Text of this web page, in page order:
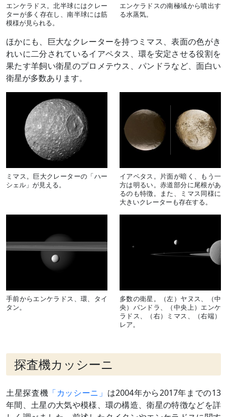
エンケラドス。北半球にはクレー
ターが多く存在し、南半球には筋
模様が見られる。
エンケラドスの南極域から噴出す
る水蒸気。
ほかにも、巨大なクレーターを持つミマス、表面の色がき
れいに二分されているイアペタス、環を安定させる役割を
果たす羊飼い衛星のプロメテウス、パンドラなど、面白い
衛星が多数あります。
ミマス。巨大クレーターの「ハー
シェル」が見える。
イアペタス。片面が暗く、もう一
方は明るい。赤道部分に尾根があ
るのも特徴。また、ミマス同様に
大きいクレーターも存在する。
手前からエンケラドス、環、タイ
タン。
多数の衛星。（左）ヤヌス、（中
央）パンドラ、（中央上）エンケ
ラドス、（右）ミマス、（右端）
レア。
探査機カッシーニ
土星探査機 「カッシーニ」 は2004年から2017年までの13
年間、土星の大気や模様、環の構造、衛星の特徴などを詳